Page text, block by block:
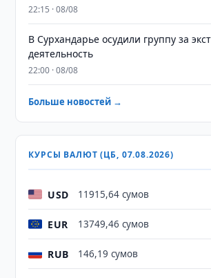
22:15 · 08/08
В Сурхандарье осудили группу за
деятельность
22:00 · 08/08
Больше новостей →
КУРСЫ ВАЛЮТ (ЦБ, 07.08.2026)
USD 11915,64 сумов
EUR 13749,46 сумов
RUB 146,19 сумов